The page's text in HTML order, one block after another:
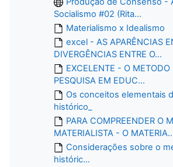
Socialismo #02 (Rita...
Materialismo x Idealismo
excel - AS APARÊNCIAS
DIVERGÊNCIAS ENTRE O...
EXCELENTE - O
PESQUISA EM EDUC...
Os conceitos elementais
histórico_
PARA COMPREENDER O
MATERIALISTA - O
Considerações sobre o
históric...